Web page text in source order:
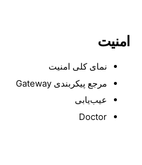
امنیت
نمای کلی امنیت
مرجع پیکربندی Gateway
عیب‌یابی
Doctor